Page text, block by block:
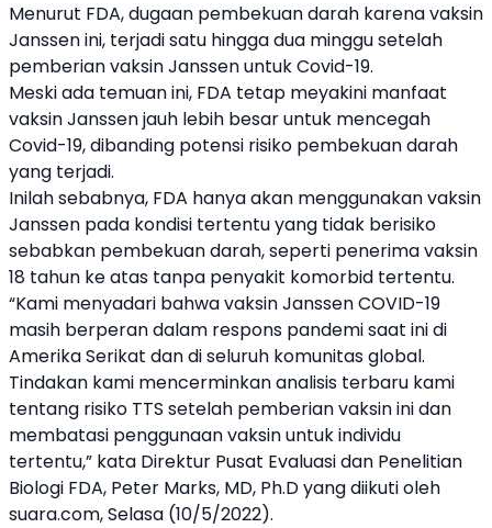
Menurut FDA, dugaan pembekuan darah karena vaksin
Janssen ini, terjadi satu hingga dua minggu setelah
pemberian vaksin Janssen untuk Covid-19.
Meski ada temuan ini, FDA tetap meyakini manfaat
vaksin Janssen jauh lebih besar untuk mencegah
Covid-19, dibanding potensi risiko pembekuan darah
yang terjadi.
Inilah sebabnya, FDA hanya akan menggunakan vaksin
Janssen pada kondisi tertentu yang tidak berisiko
sebabkan pembekuan darah, seperti penerima vaksin
18 tahun ke atas tanpa penyakit komorbid tertentu.
“Kami menyadari bahwa vaksin Janssen COVID-19
masih berperan dalam respons pandemi saat ini di
Amerika Serikat dan di seluruh komunitas global.
Tindakan kami mencerminkan analisis terbaru kami
tentang risiko TTS setelah pemberian vaksin ini dan
membatasi penggunaan vaksin untuk individu
tertentu,” kata Direktur Pusat Evaluasi dan Penelitian
Biologi FDA, Peter Marks, MD, Ph.D yang diikuti oleh
suara.com, Selasa (10/5/2022).